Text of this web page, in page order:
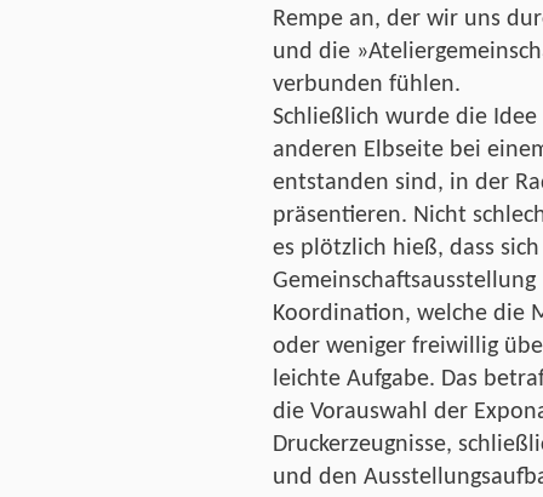
Rempe an, der wir uns
und die
verbunden fühlen.
Schließlich wurde die
anderen Elbseite bei
entstanden sind, in der
präsentieren. Nicht
es plötzlich hieß, dass
Koordination, welche die
oder weniger freiwillig
leichte Aufgabe. Das
die Vorauswahl der
Druckerzeugnisse,
und den